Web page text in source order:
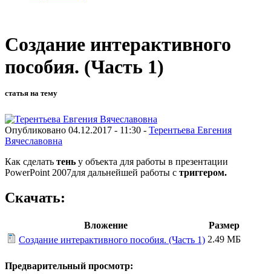
Создание интерактивного
пособия. (Часть 1)
статья на тему
Опубликовано 04.12.2017 - 11:30 - Терентьева Евгения
Вячеславовна
Как сделать тень у объекта для работы в презентации
PowerPoint 2007для дальнейшей работы с триггером.
Скачать:
Вложение
Размер
Создание интерактивного пособия. (Часть 1) 2.49 МБ
Предварительный просмотр: